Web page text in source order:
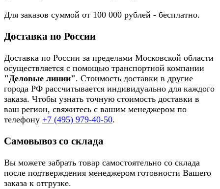
Для заказов суммой от 100 000 рублей - бесплатно.
Доставка по России
Доставка по России за пределами Московской области
осуществляется с помощью транспортной компании
"Деловые линии". Стоимость доставки в другие
города РФ рассчитывается индивидуально для каждого
заказа. Чтобы узнать точную стоимость доставки в
ваш регион, свяжитесь с вашим менеджером по
телефону +7 (495) 979-40-50.
Самовывоз со склада
Вы можете забрать товар самостоятельно со склада
после подтверждения менеджером готовности Вашего
заказа к отгрузке.